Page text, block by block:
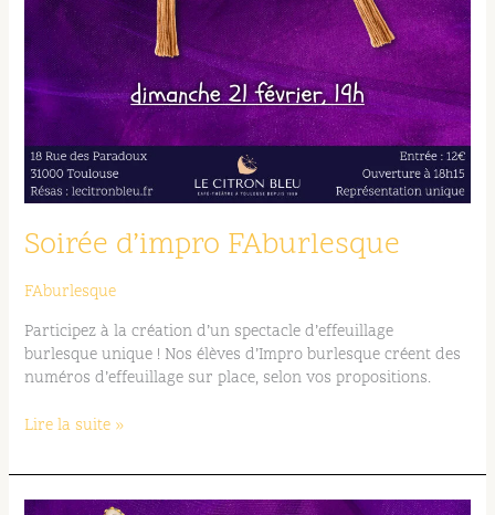
Soirée d’impro FAburlesque
FAburlesque
Participez à la création d’un spectacle d’effeuillage
burlesque unique ! Nos élèves d’Impro burlesque créent des
numéros d’effeuillage sur place, selon vos propositions.
Lire la suite »